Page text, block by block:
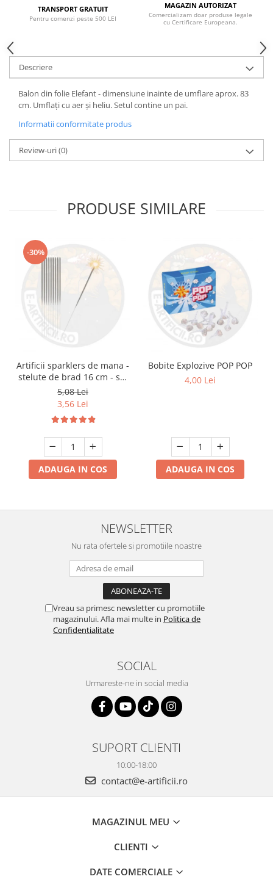
TRANSPORT GRATUIT
Pentru comenzi peste 500 LEI
MAGAZIN AUTORIZAT
Comercializam doar produse legale
cu Certificare Europeana.
Descriere
Balon din folie Elefant - dimensiune inainte de umflare aprox. 83
cm. Umflați cu aer și heliu. Setul contine un pai.
Informatii conformitate produs
Review-uri(0)
PRODUSE SIMILARE
-30%
Artificii sparklers de mana -
stelute de brad 16 cm - set
10 buc
5,08 Lei
3,56 Lei
ADAUGA IN COS
Bobite Explozive POP POP
4,00 Lei
ADAUGA IN COS
NEWSLETTER
Nu rata ofertele si promotiile noastre
Vreau sa primesc newsletter cu promotiile
magazinului. Afla mai multe in Politica de
Confidentialitate
SOCIAL
Urmareste-ne in social media
SUPORT CLIENTI
10:00-18:00
contact@e-artificii.ro
MAGAZINUL MEU
CLIENTI
DATE COMERCIALE